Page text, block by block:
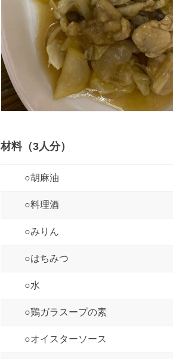
材料（3人分）
○胡麻油
○料理酒
○みりん
○はちみつ
○水
○鶏ガラスープの素
○オイスターソース